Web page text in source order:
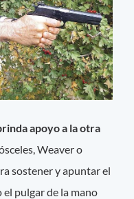
apoyo a la otra
Weaver o
sostener y apuntar el
el pulgar de la mano